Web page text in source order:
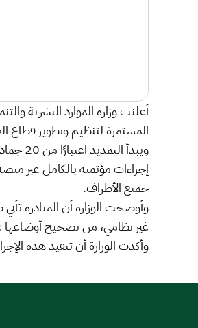
أعلنت وزارة الموارد البشرية
المستمرة لتنظيم وتطوير قطاع
إجراءات مؤتمتة بالكامل عبر
جميع الأطراف.
وأوضحت الوزارة أن المبادرة
غير نظامي، من تصحيح أوضاعها
وأكدت الوزارة أن تنفيذ هذه